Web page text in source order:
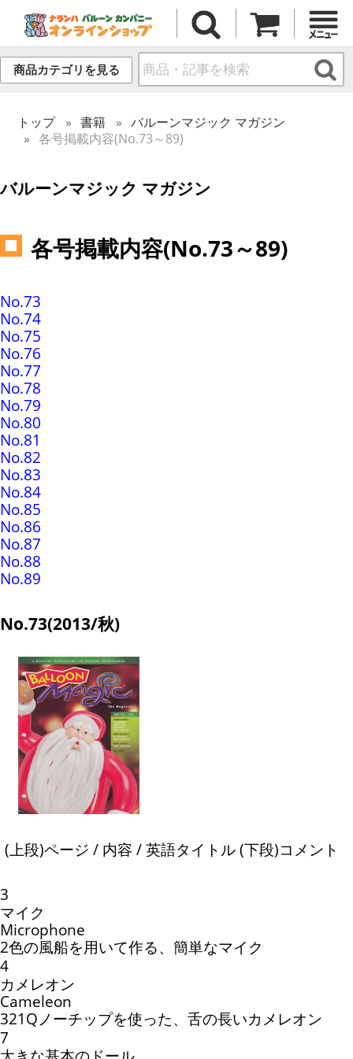
商品カテゴリを見る
トップ 書籍
バルーンマジック マガジン
各号掲載内容(No.73～89)
バルーンマジック マガジン
各号掲載内容(No.73～89)
No.73
No.74
No.75
No.76
No.77
No.78
No.79
No.80
No.81
No.82
No.83
No.84
No.85
No.86
No.87
No.88
No.89
No.73(2013/秋)
(上段)ページ / 内容 / 英語タイトル (下段)コメント
3
マイク
Microphone
2色の風船を用いて作る、簡単なマイク
4
カメレオン
Cameleon
321Qノーチップを使った、舌の長いカメレオン
7